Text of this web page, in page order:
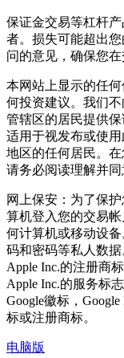
保证金交易等杠杆
者。损失可能超出
问的意见，确保您
本网站上显示的任
何投资建议。我们
管辖区的居民提供
适用于视发布或使
地区的任何居民。
请务必阅读理解并
网上保安：为了保
算机登入您的交易
何计算机或移动设
码和密码等私人数据
Apple Inc.的注册商
Apple Inc.的服务标
Google徽标，
标或注册商标。
电脑版